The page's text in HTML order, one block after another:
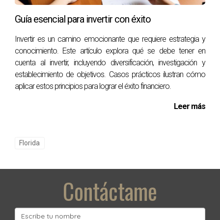
Preguntas frecuentes
¿Puedo obtener financiamiento si tengo mal
crédito?
Sí, existen opciones como los préstamos FHA que están
diseñados para ayudar a personas con crédito menos que
perfecto.
¿Cuánto debo ahorrar para el pago inicial?
total de la vivienda dependiendo del tipo de préstamo.
¿Necesito ser residente permanente para
No necesariamente; muchos prestamistas ofrecen
opciones para extranjeros no residentes.
Guía esencial para invertir con éxito
Invertir es un camino emocionante que requiere estrategia y
conocimiento. Este artículo explora qué se debe tener en
cuenta al invertir, incluyendo diversificación, investigación y
establecimiento de objetivos. Casos prácticos ilustran cómo
aplicar estos principios para lograr el éxito financiero.
Leer más
Florida
Contáctame